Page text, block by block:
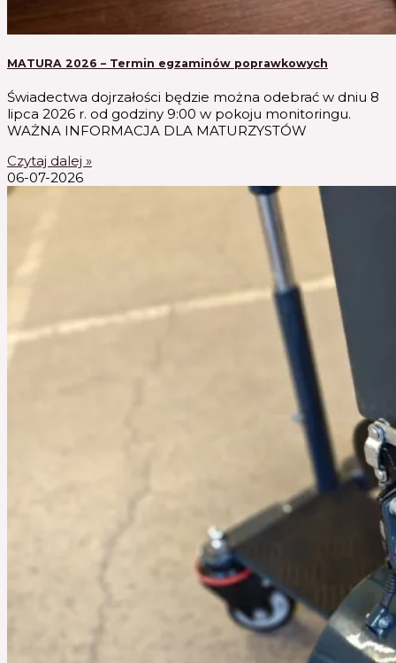
MATURA 2026 – Termin egzaminów poprawkowych
Świadectwa dojrzałości będzie można odebrać w dniu 8
lipca 2026 r. od godziny 9:00 w pokoju monitoringu.
WAŻNA INFORMACJA DLA MATURZYSTÓW
Czytaj dalej »
06-07-2026